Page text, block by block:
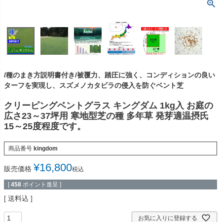
/種のまき方説明書付き/被覆力、踏圧に強く、コンディションの良い
ターフを実現し、スズメノカタビラの侵入を防ぐベント芝
クリーピングベントグラス キングダム 1kg入 お庭の
広さ23～37坪用 寒地型芝の種 多年草 発芽適温摂氏
15～25度程度です。
商品番号 kingdom
販売価格 ¥16,800税込
[ 458 ポイント進呈 ]
送料込
お気に入りに登録する